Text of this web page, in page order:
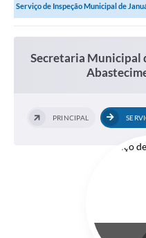
Tributos
Serviço de Inspeção Municipal de
Secretaria Municipal
PRINCIPAL